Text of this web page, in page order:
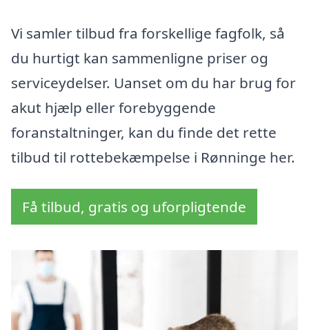
Vi samler tilbud fra forskellige fagfolk, så
du hurtigt kan sammenligne priser og
serviceydelser. Uanset om du har brug for
akut hjælp eller forebyggende
foranstaltninger, kan du finde det rette
tilbud til rottebekæmpelse i Rønninge her.
Få tilbud, gratis og uforpligtende